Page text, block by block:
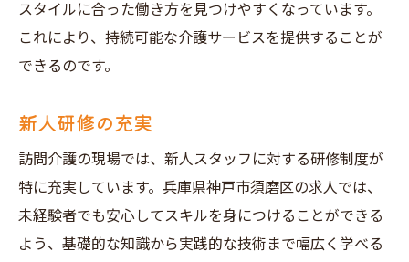
スタイルに合った働き方を見つけやすくなっています。
これにより、持続可能な介護サービスを提供することが
できるのです。
新人研修の充実
訪問介護の現場では、新人スタッフに対する研修制度が
特に充実しています。兵庫県神戸市須磨区の求人では、
未経験者でも安心してスキルを身につけることができる
よう、基礎的な知識から実践的な技術まで幅広く学べる